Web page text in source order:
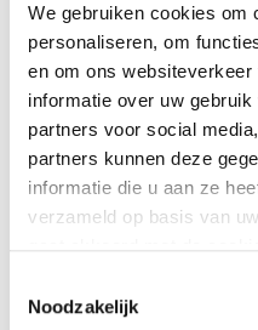
We gebruiken cookies om
personaliseren, om
en om ons
informatie over uw
partners voor social
partners kunnen deze
informatie die u aan ze
verzameld op basis van
Noodzakelijk
werken? A.H. de Heus
64,6 meter aan
Hollands Archief. Daar is het
chocoladefabriek Van Houten
zijn echt
er ook onverwachte pareltjes
herinneringen van